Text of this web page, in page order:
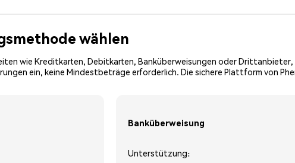
wählen
wie Kreditkarten, Debitkarten, Banküberweisungen oder
ein, keine Mindestbeträge erforderlich. Die sichere Plattform von
Banküberweisung
Unterstützung: